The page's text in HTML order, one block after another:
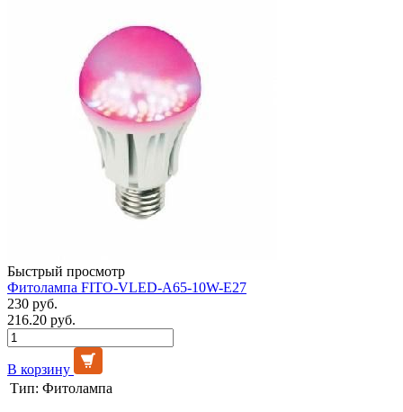
Быстрый просмотр
Фитолампа FITO-VLED-A65-10W-E27
230 руб.
216.20 руб.
В корзину
Тип: Фитолампа